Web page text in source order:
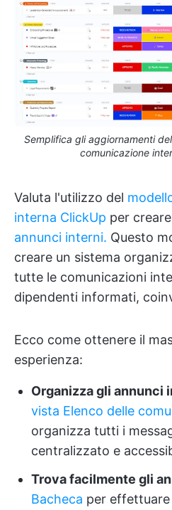
Semplifica gli aggiornamenti
comunicazione
Valuta l'utilizzo del
interna ClickUp per
annunci interni. Questo
creare un sistema
tutte le comunicazioni
dipendenti informati,
Ecco come ottenere il
esperienza:
Organizza gli annunci
vista Elenco delle
organizza tutti i
centralizzato e
Trova facilmente gli
Bacheca per